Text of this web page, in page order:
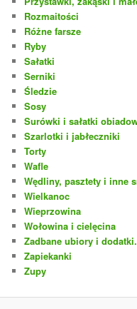
Rozmaitości
Różne farsze
Ryby
Sałatki
Serniki
Śledzie
Sosy
Surówki i sałatki
Szarlotki i jabłeczniki
Torty
Wafle
Wędliny, pasztety i inne
Wielkanoc
Wieprzowina
Wołowina i cielęcina
Zadbane ubiory i dodatki.
Zapiekanki
Zupy